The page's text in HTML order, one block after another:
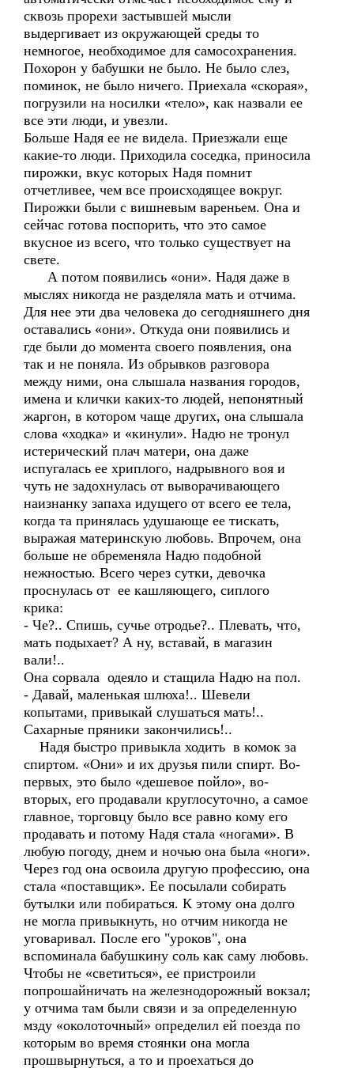
сквозь прорехи застывшей мысли
выдергивает из окружающей среды то
немногое, необходимое для самосохранения.
Похорон у бабушки не было. Не было слез,
поминок, не было ничего. Приехала «скорая»,
погрузили на носилки «тело», как назвали ее
все эти люди, и увезли.
Больше Надя ее не видела. Приезжали еще
какие-то люди. Приходила соседка, приносила
пирожки, вкус которых Надя помнит
отчетливее, чем все происходящее вокруг.
Пирожки были с вишневым вареньем. Она и
сейчас готова поспорить, что это самое
вкусное из всего, что только существует на
свете.
А потом появились «они». Надя даже в
мыслях никогда не разделяла мать и отчима.
Для нее эти два человека до сегодняшнего дня
оставались «они». Откуда они появились и
где были до момента своего появления, она
так и не поняла. Из обрывков разговора
между ними, она слышала названия городов,
имена и клички каких-то людей, непонятный
жаргон, в котором чаще других, она слышала
слова «ходка» и «кинули». Надю не тронул
истерический плач матери, она даже
испугалась ее хриплого, надрывного воя и
чуть не задохнулась от выворачивающего
наизнанку запаха идущего от всего ее тела,
когда та принялась удушающе ее тискать,
выражая материнскую любовь. Впрочем, она
больше не обременяла Надю подобной
нежностью. Всего через сутки, девочка
проснулась от ее кашляющего, сиплого
крика:
- Че?.. Спишь, сучье отродье?.. Плевать, что,
мать подыхает? А ну, вставай, в магазин
вали!..
Она сорвала одеяло и стащила Надю на пол.
- Давай, маленькая шлюха!.. Шевели
копытами, привыкай слушаться мать!..
Сахарные пряники закончились!..
Надя быстро привыкла ходить в комок за
спиртом. «Они» и их друзья пили спирт. Во-
первых, это было «дешевое пойло», во-
вторых, его продавали круглосуточно, а самое
главное, торговцу было все равно кому его
продавать и потому Надя стала «ногами». В
любую погоду, днем и ночью она была «ноги».
Через год она освоила другую профессию, она
стала «поставщик». Ее посылали собирать
бутылки или побираться. К этому она долго
не могла привыкнуть, но отчим никогда не
уговаривал. После его "уроков", она
вспоминала бабушкину соль как саму любовь.
Чтобы не «светиться», ее пристроили
попрошайничать на железнодорожный вокзал;
у отчима там были связи и за определенную
мзду «околоточный» определил ей поезда по
которым во время стоянки она могла
прошвырнуться, а то и проехаться до